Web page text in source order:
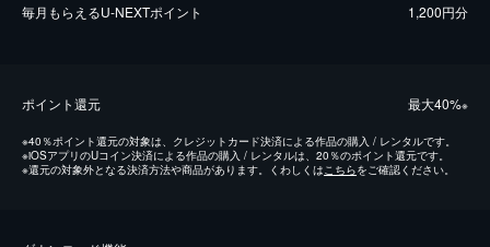
毎⽉もらえるU-NEXTポイント 1,200円分
ポイント還元 最⼤40%※
※40％ポイント還元の対象は、クレジットカード決済による作品の購入 / レンタルです。
※iOSアプリのUコイン決済による作品の購入 / レンタルは、20％のポイント還元です。
※還元の対象外となる決済方法や商品があります。くわしくは こちらをご確認ください。